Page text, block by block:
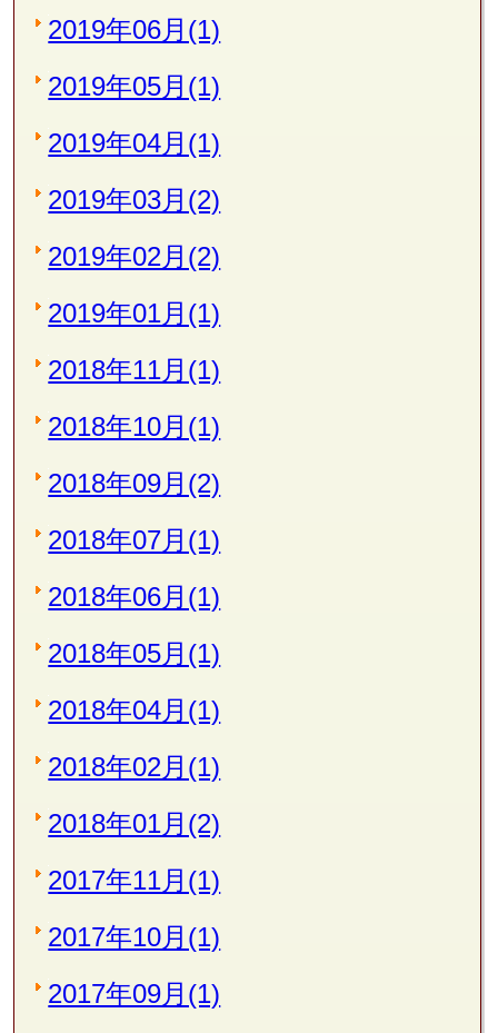
2019年06月(1)
2019年05月(1)
2019年04月(1)
2019年03月(2)
2019年02月(2)
2019年01月(1)
2018年11月(1)
2018年10月(1)
2018年09月(2)
2018年07月(1)
2018年06月(1)
2018年05月(1)
2018年04月(1)
2018年02月(1)
2018年01月(2)
2017年11月(1)
2017年10月(1)
2017年09月(1)